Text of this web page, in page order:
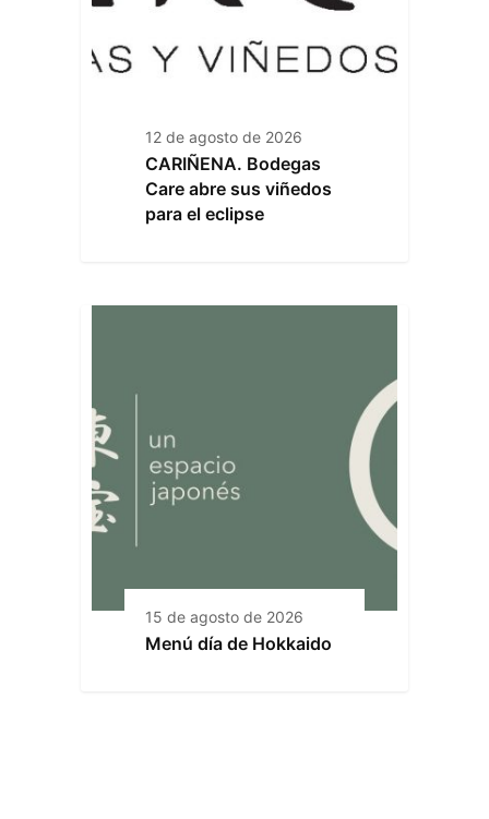
12 de agosto de 2026
CARIÑENA. Bodegas
Care abre sus viñedos
para el eclipse
15 de agosto de 2026
Menú día de Hokkaido